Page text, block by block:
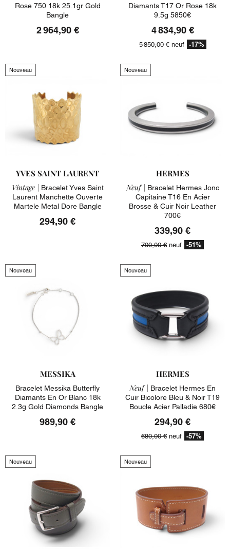
Rose 750 18k 25.1gr Gold
Bangle
2 964,90 €
Diamants T17 Or Rose 18k
9.5g 5850€
4 834,90 €
5 850,00 €neuf -17%
Nouveau
YVES SAINT LAURENT
Vintage | Bracelet Yves Saint
Laurent Manchette Ouverte
Martele Metal Dore Bangle
294,90 €
Nouveau
HERMES
Neuf | Bracelet Hermes Jonc
Capitaine T16 En Acier
Brosse & Cuir Noir Leather
700€
339,90 €
700,00 € neuf -51%
Nouveau
MESSIKA
Bracelet Messika Butterfly
Diamants En Or Blanc 18k
2.3g Gold Diamonds Bangle
989,90 €
Nouveau
HERMES
Neuf | Bracelet Hermes En
Cuir Bicolore Bleu & Noir T19
Boucle Acier Palladie 680€
294,90 €
680,00 € neuf -57%
Nouveau Nouveau